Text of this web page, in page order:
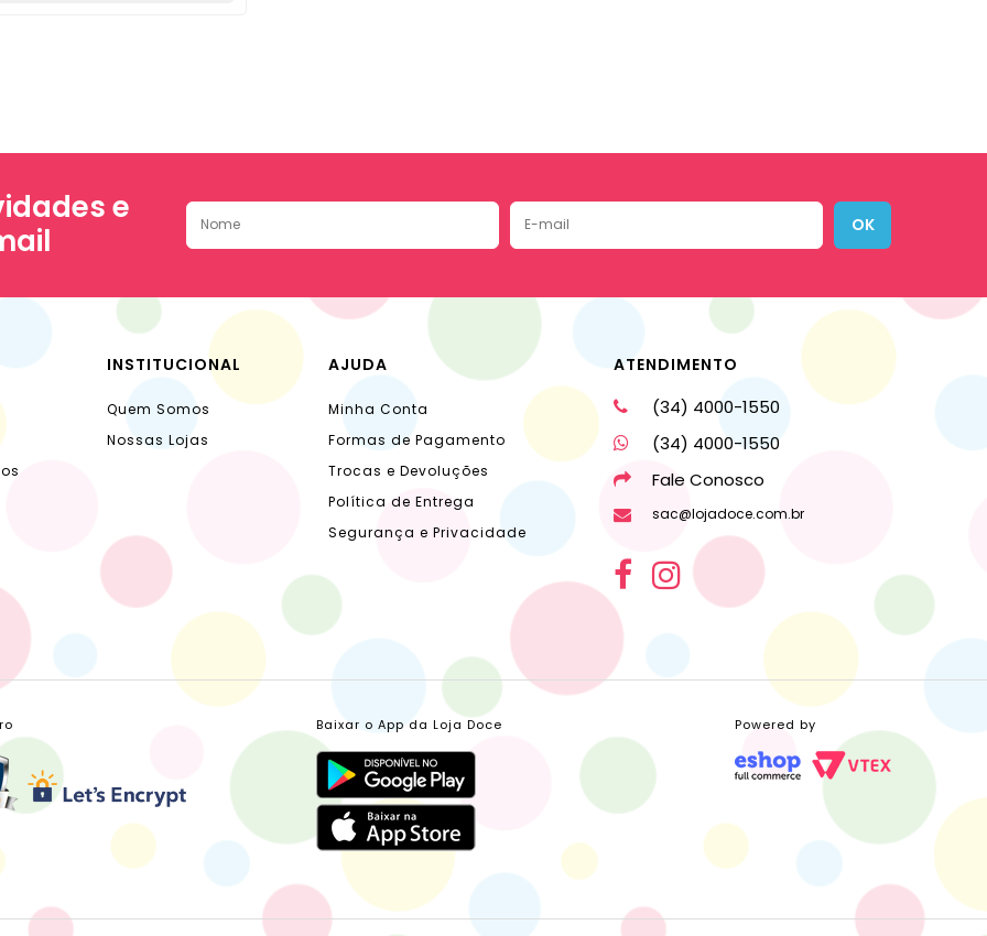
e
OK
INSTITUCIONAL
Quem Somos
Nossas Lojas
AJUDA
Minha Conta
Formas de Pagamento
Trocas e Devoluções
Política de Entrega
Segurança e Privacidade
ATENDIMENTO
(34) 4000-1550
(34) 4000-1550
Fale Conosco
sac@lojadoce.com.br
Baixar o App da Loja Doce Powered by